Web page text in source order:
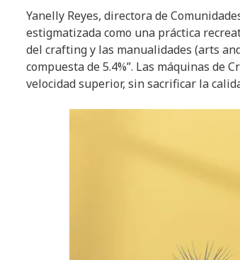
Yanelly Reyes, directora de
estigmatizada como una práctica
del crafting y las manualidades (arts
compuesta de 5.4%”. Las máquinas de
velocidad superior, sin sacrificar la